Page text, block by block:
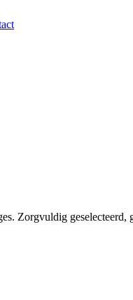
Zorgvuldig geselecteerd,